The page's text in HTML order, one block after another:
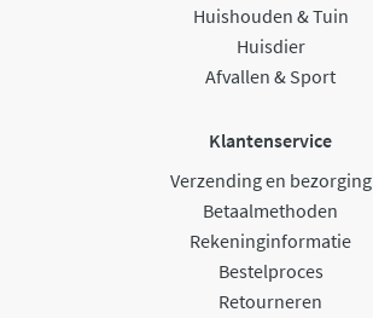
Huishouden & Tuin
Huisdier
Afvallen & Sport
Klantenservice
Verzending en bezorging
Betaalmethoden
Rekeninginformatie
Bestelproces
Retourneren